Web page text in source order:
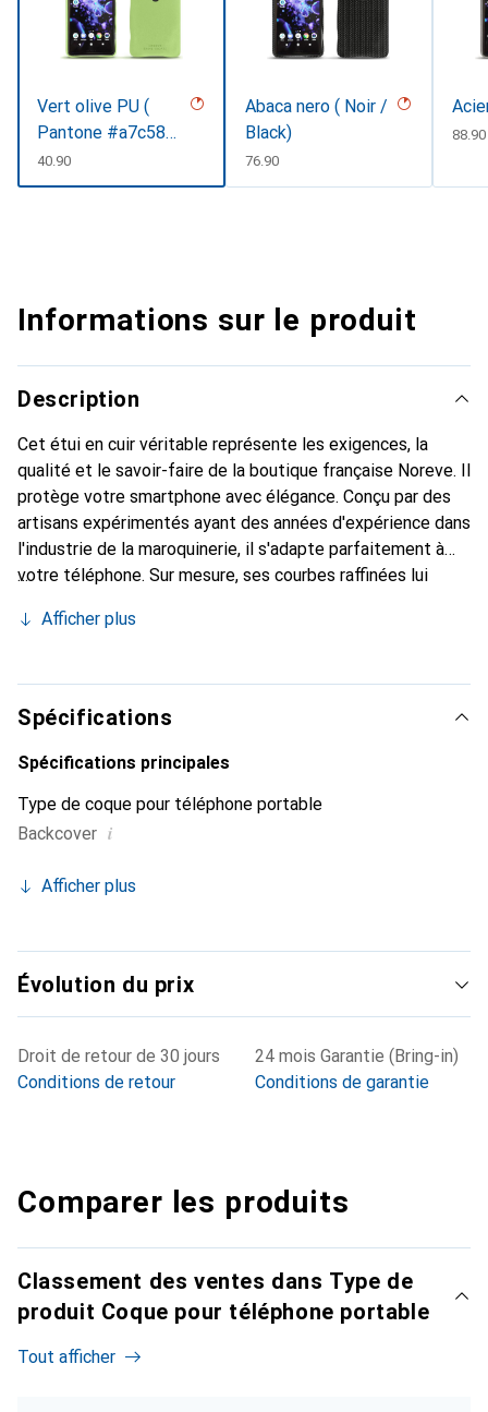
Vert olive PU (
Pantone #a7c58e
)CHF
40.90
Abaca nero ( Noir /
Black)
CHF
76.90
CHF
88.90
Informations sur le produit
Description
Cet étui en cuir véritable représente les exigences, la
qualité et le savoir-faire de la boutique française Noreve. Il
protège votre smartphone avec élégance. Conçu par des
artisans expérimentés ayant des années d'expérience dans
l'industrie de la maroquinerie, il s'adapte parfaitement à
votre téléphone. Sur mesure, ses courbes raffinées lui
l'accessoire chic et indispensable pour votre smartphone.
haute qualité, la marque Noreve est un choix fiable pour
une clientèle exigeante.
Afficher plus
Spécifications
Spécifications principales
Type de coque pour téléphone portable
Backcover i
Afficher plus
Évolution du prix
Droit de retour de 30 jours
Conditions de retour
24 mois Garantie (Bring-in)
Conditions de garantie
Comparer les produits
Classement des ventes dans Type de
produit Coque pour téléphone portable
Tout afficher